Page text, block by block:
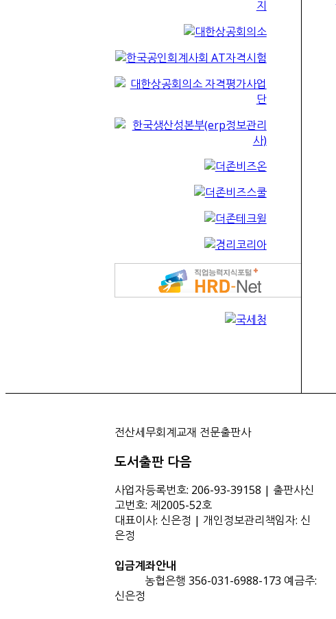
전산세무회계교재 전문출판사
도서출판 다음
사업자등록번호: 206-93-39158 | 출판사신
고번호: 제2005-52호
대표이사: 신은정 | 개인정보관리책임자: 신
은정
입금계좌안내
농협은행 356-031-6988-173 예금주:
신은정